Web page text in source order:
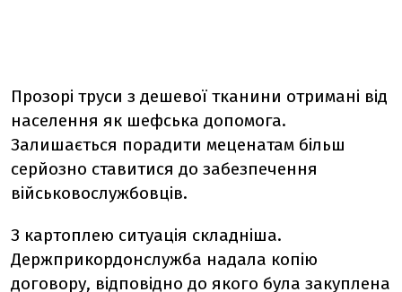
Прозорі труси з дешевої тканини отримані від
населення як шефська допомога.
Залишається порадити меценатам більш
серйозно ставитися до забезпечення
військовослужбовців.
З картоплею ситуація складніша.
Держприкордонслужба надала копію
договору, відповідно до якого була закуплена